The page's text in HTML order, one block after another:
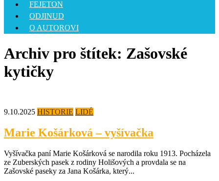
FEJETON
ODJINUD
O AUTOROVI
Archiv pro štítek: Zašovské
kytičky
9.10.2025 HISTORIE LIDÉ
Marie Košárková – vyšívačka
Vyšívačka paní Marie Košárková se narodila roku 1913. Pocházela
ze Zuberských pasek z rodiny Holišových a provdala se na
Zašovské paseky za Jana Košárka, který...